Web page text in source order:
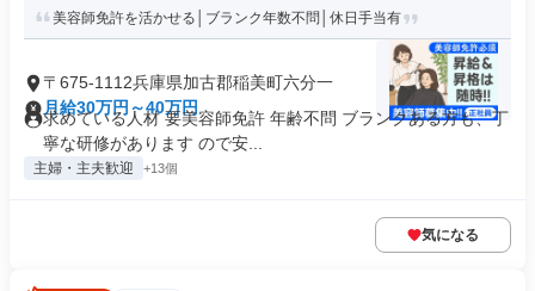
美容師免許を活かせる│ブランク年数不問│休日手当有
〒675-1112兵庫県加古郡稲美町六分一
月給30万円～40万円
求めている人材 要美容師免許 年齢不問 ブランクある方も、丁
寧な研修があります ので安...
主婦・主夫歓迎 +13個
気になる